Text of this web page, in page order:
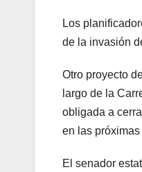
Los
de la invasión
Otro proyecto
largo de la
obligada a
en las
El senador